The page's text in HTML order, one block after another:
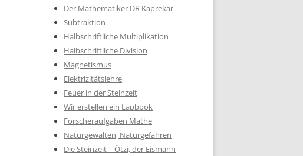
Der Mathematiker DR Kaprekar
Subtraktion
Halbschriftliche Multiplikation
Halbschriftliche Division
Magnetismus
Elektrizitätslehre
Feuer in der Steinzeit
Wir erstellen ein Lapbook
Forscheraufgaben Mathe
Naturgewalten, Naturgefahren
Die Steinzeit – Ötzi, der Eismann